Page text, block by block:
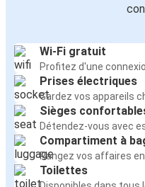
Wi-Fi gratuit
Profitez d'une
Prises électriques
Gardez vos appareils
Sièges
Détendez-vous avec
Compartiment à
Rangez vos affaires
Toilettes